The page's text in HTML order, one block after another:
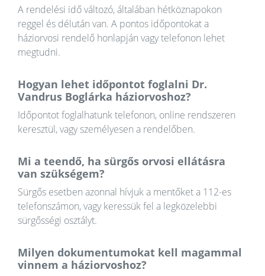
A rendelési idő változó, általában hétköznapokon
reggel és délután van. A pontos időpontokat a
háziorvosi rendelő honlapján vagy telefonon lehet
megtudni.
Hogyan lehet időpontot foglalni Dr.
Vandrus Boglárka háziorvoshoz?
Időpontot foglalhatunk telefonon, online rendszeren
keresztül, vagy személyesen a rendelőben.
Mi a teendő, ha sürgős orvosi ellátásra
van szükségem?
Sürgős esetben azonnal hívjuk a mentőket a 112-es
telefonszámon, vagy keressük fel a legközelebbi
sürgősségi osztályt.
Milyen dokumentumokat kell magammal
vinnem a háziorvoshoz?